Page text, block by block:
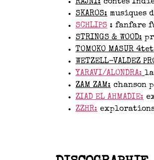
RAJNI: contes
SKAROS: musiques
SCHLIPS : fanfare
STRINGS & WOOD:
TOMOKO MASUR
WETZELL-VALDEZ
YARAVI/ALONDRA:
ZAM ZAM: chanson
ZIAD EL AHMADIE:
ZZHR: